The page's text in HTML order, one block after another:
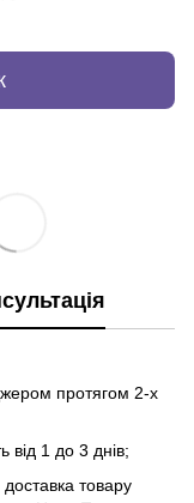
протягом 2-х
від 1 до 3 днів;
товару